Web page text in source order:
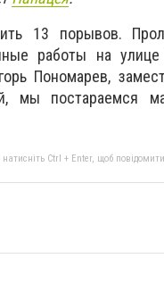
13 порывов.
работы на
Пономарев,
мы постараемся
Ctrl + Enter, щоб